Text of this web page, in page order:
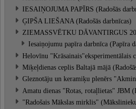
IESAIŅOJUMA PAPĪRS (Radošās
ĢIPŠA LIEŠANA (Radošās darbnīcas)
ZIEMASSVĒTKU DĀVANTIRGUS
Iesaiņojumu papīra darbnīca (Papīra
Helovīnu "Krāsainais"eksperimentālais
Miķeļdienas ceplis Baltajā mājā
Gleznotāju un keramiķu plenērs
Amatu dienas "Rotas, rotaļlietas" JBM
"Radošais Mākslas mirklis"